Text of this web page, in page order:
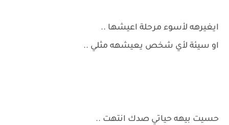
ايغيرهه لأسوء مرحلة اعيشها ..
او سيئة لأي شخص يعيشهه مثلي ..
حسيت بيهه حياتي صدك انتهت ..